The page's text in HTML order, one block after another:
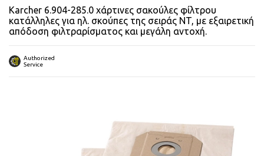
Karcher 6.904-285.0 χάρτινες σακούλες φίλτρου
κατάλληλες για ηλ. σκούπες της σειράς NT, με εξαιρετική
απόδοση φιλτραρίσματος και μεγάλη αντοχή.
Authorized
Service